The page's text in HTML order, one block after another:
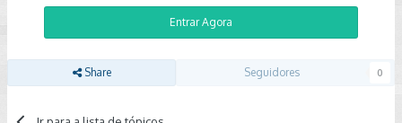
Entrar Agora
Share Seguidores 0